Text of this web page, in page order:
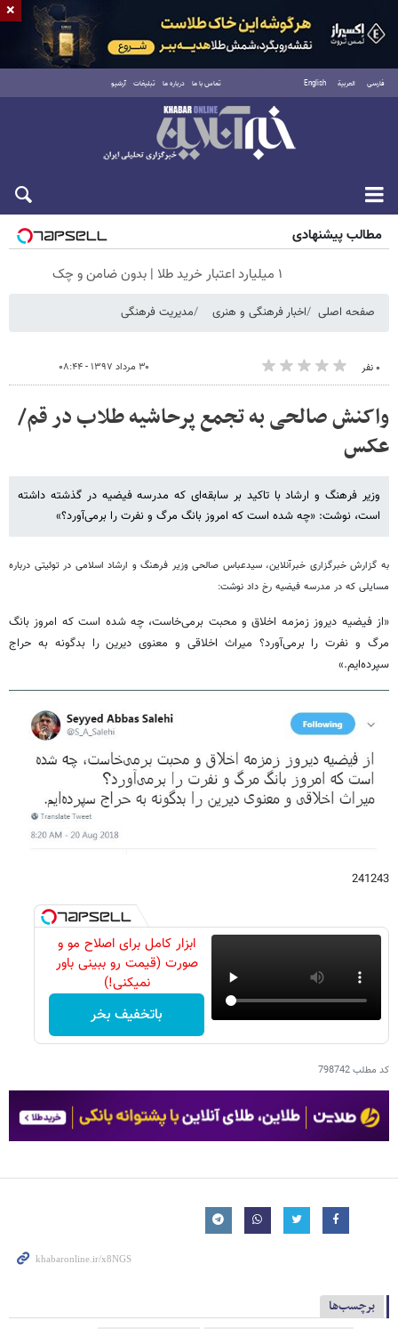
فارسی العربية English تماس با ما درباره ما تبلیغات آرشیو
جمعه ۱۶ مرداد ۱۴۰۵
مطالب پیشنهادی
۱ میلیارد اعتبار خرید طلا | بدون ضامن و چک
صفحه اصلی اخبار فرهنگی و هنری مدیریت فرهنگی
۰ نفر ۳۰ مرداد ۱۳۹۷ - ۰۸:۴۴
واکنش صالحی به تجمع پرحاشیه طلاب در قم/
عکس
وزیر فرهنگ و ارشاد با تاکید بر سابقه‌ای که مدرسه فیضیه در گذشته داشته
است، نوشت: «چه شده است که امروز بانگ مرگ و نفرت را برمی‌آورد؟»
به گزارش خبرگزاری خبرآنلاین، سیدعباس صالحی وزیر فرهنگ و ارشاد اسلامی در توئیتی درباره
مسایلی که در مدرسه فیضیه رخ داد نوشت:
«از فیضیه دیروز زمزمه اخلاق و محبت برمی‌خاست، چه شده است که امروز بانگ
مرگ و نفرت را برمی‌آورد؟ میراث اخلاقی و معنوی دیرین را بدگونه به حراج
سپرده‌ایم.»
241243
ابزار کامل برای اصلاح مو و
صورت (قیمت رو ببینی باور
نمیکنی!)
باتخفیف بخر
کد مطلب798742
برچسب‌ها
×